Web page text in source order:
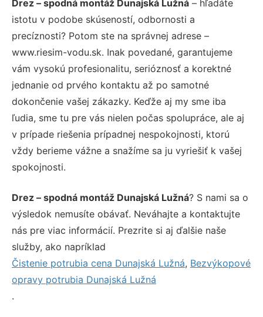
Drez – spodná montáž Dunajská Lužná – hľadáte
istotu v podobe skúseností, odbornosti a
precíznosti? Potom ste na správnej adrese –
www.riesim-vodu.sk. Inak povedané, garantujeme
vám vysokú profesionalitu, serióznosť a korektné
jednanie od prvého kontaktu až po samotné
dokončenie vašej zákazky. Keďže aj my sme iba
ľudia, sme tu pre vás nielen počas spolupráce, ale aj
v prípade riešenia prípadnej nespokojnosti, ktorú
vždy berieme vážne a snažíme sa ju vyriešiť k vašej
spokojnosti.
Drez – spodná montáž Dunajská Lužná? S nami sa o
výsledok nemusíte obávať. Neváhajte a kontaktujte
nás pre viac informácií. Prezrite si aj ďalšie naše
služby, ako napríklad
Čistenie potrubia cena Dunajská Lužná, Bezvýkopové
opravy potrubia Dunajská Lužná
.